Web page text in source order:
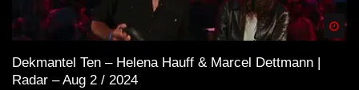
Dekmantel Ten – Helena Hauff & Marcel Dettmann |
Radar – Aug 2 / 2024